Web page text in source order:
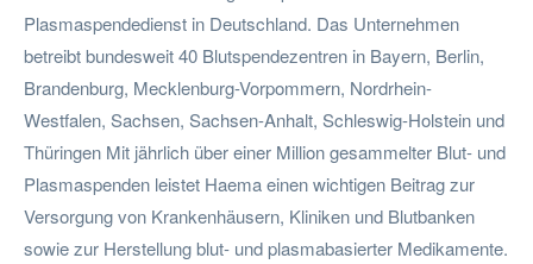
Plasmaspendedienst in Deutschland. Das Unternehmen
betreibt bundesweit 40 Blutspendezentren in Bayern, Berlin,
Brandenburg, Mecklenburg-Vorpommern, Nordrhein-
Westfalen, Sachsen, Sachsen-Anhalt, Schleswig-Holstein und
Thüringen Mit jährlich über einer Million gesammelter Blut- und
Plasmaspenden leistet Haema einen wichtigen Beitrag zur
Versorgung von Krankenhäusern, Kliniken und Blutbanken
sowie zur Herstellung blut- und plasmabasierter Medikamente.